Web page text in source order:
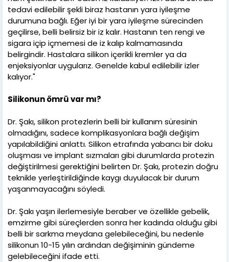
tedavi edilebilir şekli biraz hastanın yara iyileşme
durumuna bağlı. Eğer iyi bir yara iyileşme sürecinden
geçilirse, belli belirsiz bir iz kalır. Hastanın ten rengi ve
sigara içip içmemesi de iz kalıp kalmamasında
belirgindir. Hastalara silikon içerikli kremler ya da
enjeksiyonlar uygularız. Genelde kabul edilebilir izler
kalıyor."
Silikonun ömrü var mı?
Dr. Şakı, silikon protezlerin belli bir kullanım süresinin
olmadığını, sadece komplikasyonlara bağlı değişim
yapılabildiğini anlattı. Silikon etrafında yabancı bir doku
oluşması ve implant sızmaları gibi durumlarda protezin
değiştirilmesi gerektiğini belirten Dr. Şakı, protezin doğru
teknikle yerleştirildiğinde kaygı duyulacak bir durum
yaşanmayacağını söyledi.
Dr. Şakı yaşın ilerlemesiyle beraber ve özellikle gebelik,
emzirme gibi süreçlerden sonra her kadında olduğu gibi
belli bir sarkma meydana gelebileceğini, bu nedenle
silikonun 10-15 yılın ardından değişiminin gündeme
gelebileceğini ifade etti.